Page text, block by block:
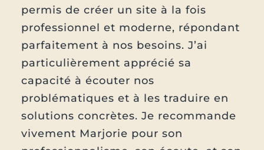
permis de créer un site à la fois
professionnel et moderne, répondant
parfaitement à nos besoins. J’ai
particulièrement apprécié sa
capacité à écouter nos
problématiques et à les traduire en
solutions concrètes. Je recommande
vivement Marjorie pour son